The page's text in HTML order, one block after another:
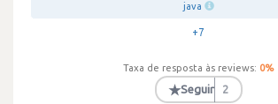
java
+7
Taxa de resposta às reviews: 0%
★Seguir 2